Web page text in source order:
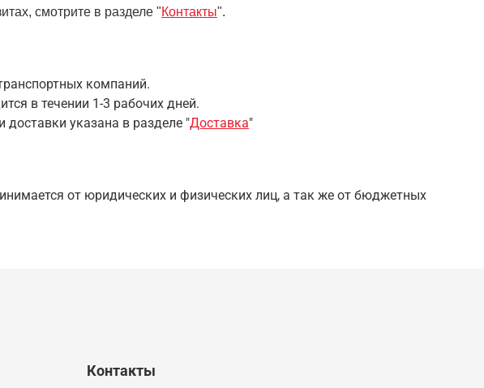
смотрите в разделе "Контакты".
компаний.
в течении 1-3 рабочих дней.
доставки указана в разделе "Доставка"
от юридических и физических лиц, а так же от бюджетных
Контакты